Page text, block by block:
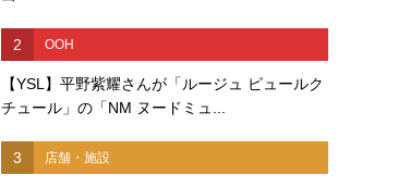
2 OOH
【YSL】平野紫耀さんが「ルージュ ピュールク
チュール」の「NM ヌードミュ...
3 店舗・施設